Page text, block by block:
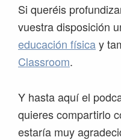
Si queréis
vuestra disposición
educación físicay
Classroom.
Y hasta aquí el
quieres compartirlo
estaría muy